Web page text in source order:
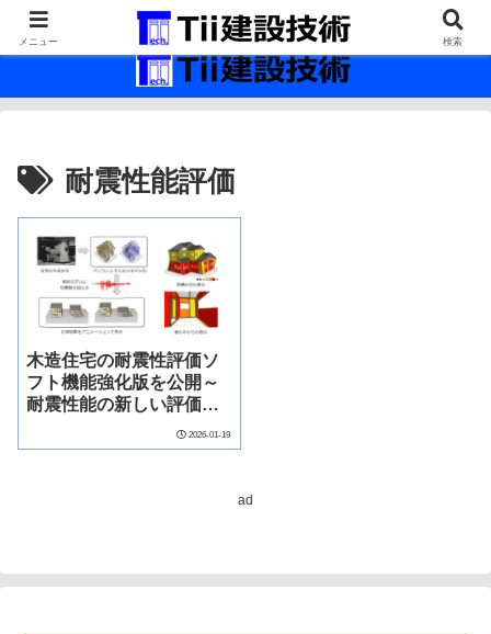
最新の建設技術の情報インフラ。
耐震性能評価
木造住宅の耐震性評価ソ
フト機能強化版を公開～
耐震性能の新しい評価指
2026-01-19
ad
メニュー 検索